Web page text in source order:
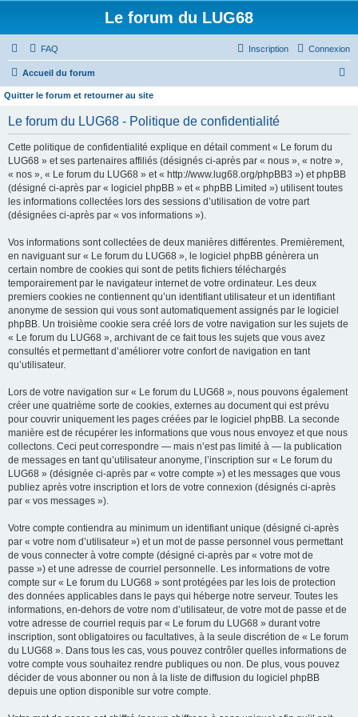
Le forum du LUG68
FAQ Connexion
Inscription
Accueil du forum
Quitter le forum et retourner au site
Le forum du LUG68 - Politique de confidentialité
Cette politique de confidentialité explique en détail comment « Le forum du
LUG68 » et ses partenaires affiliés (désignés ci-après par « nous », « notre »,
« nos », « Le forum du LUG68 » et « http://www.lug68.org/phpBB3 ») et phpBB
(désigné ci-après par « logiciel phpBB » et « phpBB Limited ») utilisent toutes
les informations collectées lors des sessions d’utilisation de votre part
(désignées ci-après par « vos informations »).
Vos informations sont collectées de deux manières différentes. Premièrement,
en naviguant sur « Le forum du LUG68 », le logiciel phpBB génèrera un
certain nombre de cookies qui sont de petits fichiers téléchargés
temporairement par le navigateur internet de votre ordinateur. Les deux
premiers cookies ne contiennent qu’un identifiant utilisateur et un identifiant
anonyme de session qui vous sont automatiquement assignés par le logiciel
phpBB. Un troisième cookie sera créé lors de votre navigation sur les sujets de
« Le forum du LUG68 », archivant de ce fait tous les sujets que vous avez
consultés et permettant d’améliorer votre confort de navigation en tant
qu’utilisateur.
Lors de votre navigation sur « Le forum du LUG68 », nous pouvons également
créer une quatrième sorte de cookies, externes au document qui est prévu
pour couvrir uniquement les pages créées par le logiciel phpBB. La seconde
manière est de récupérer les informations que vous nous envoyez et que nous
collectons. Ceci peut correspondre — mais n’est pas limité à — la publication
de messages en tant qu’utilisateur anonyme, l’inscription sur « Le forum du
LUG68 » (désignée ci-après par « votre compte ») et les messages que vous
publiez après votre inscription et lors de votre connexion (désignés ci-après
par « vos messages »).
Votre compte contiendra au minimum un identifiant unique (désigné ci-après
par « votre nom d’utilisateur ») et un mot de passe personnel vous permettant
de vous connecter à votre compte (désigné ci-après par « votre mot de
passe ») et une adresse de courriel personnelle. Les informations de votre
compte sur « Le forum du LUG68 » sont protégées par les lois de protection
des données applicables dans le pays qui héberge notre serveur. Toutes les
informations, en-dehors de votre nom d’utilisateur, de votre mot de passe et de
votre adresse de courriel requis par « Le forum du LUG68 » durant votre
inscription, sont obligatoires ou facultatives, à la seule discrétion de « Le forum
du LUG68 ». Dans tous les cas, vous pouvez contrôler quelles informations de
votre compte vous souhaitez rendre publiques ou non. De plus, vous pouvez
décider de vous abonner ou non à la liste de diffusion du logiciel phpBB
depuis une option disponible sur votre compte.